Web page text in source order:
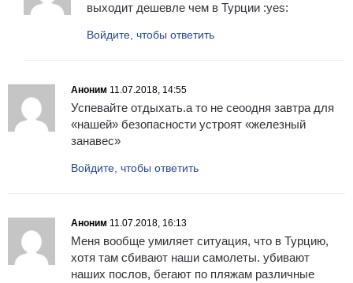
выходит дешевле чем в Турции :yes:
Войдите, чтобы ответить
Аноним 11.07.2018, 14:55
Успевайте отдыхать.а то не сеоодня завтра для
«нашей» безопасности устроят «железный
занавес»
Войдите, чтобы ответить
Аноним 11.07.2018, 16:13
Меня вообще умиляет ситуация, что в Турцию,
хотя там сбивают наши самолеты. убивают
наших послов, бегают по пляжам различные